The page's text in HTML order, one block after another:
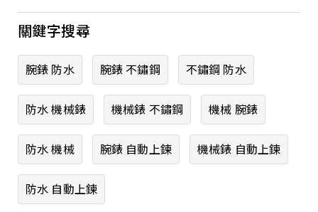
關鍵字搜尋
腕錶 防水 腕錶 不鏽鋼 不鏽鋼 防水
防水 機械錶 機械錶 不鏽鋼 機械 腕錶
防水 機械 腕錶 自動上鍊 機械錶 自動上鍊
防水 自動上鍊